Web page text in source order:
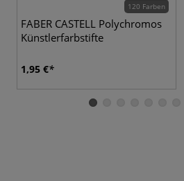
120 Farben
FABER CASTELL Polychromos
Künstlerfarbstifte
1,95 €